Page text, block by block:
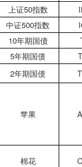
上证50指数
中证500指数
10年期国债
5年期国债
2年期国债
苹果
棉花